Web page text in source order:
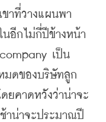
ขาที่วางแผนพา
ในอีกไม่กี่ปีข้างหน้า
เป็น
มดของบริษัทลูก
ดยคาดหวังว่าน่าจะ
าน่าจะประมาณปี